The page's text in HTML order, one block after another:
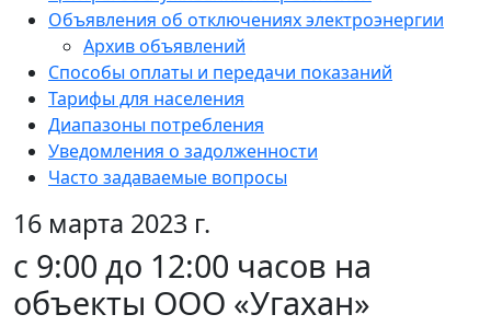
Объявления об отключениях электроэнергии
Архив объявлений
Способы оплаты и передачи показаний
Тарифы для населения
Диапазоны потребления
Уведомления о задолженности
Часто задаваемые вопросы
16 марта 2023 г.
с 9:00 до 12:00 часов на
объекты ООО «Угахан»